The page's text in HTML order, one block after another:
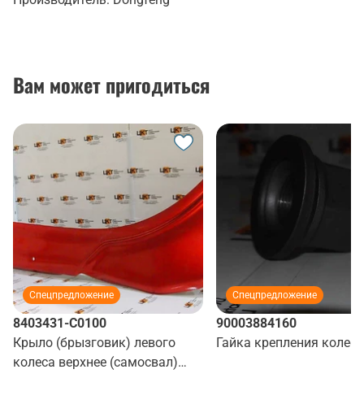
Вам может пригодиться
Спецпредложение
8403431-C0100
Крыло (брызговик) левого
колеса верхнее (самосвал)
Спецпредложение
90003884160
Гайка крепления